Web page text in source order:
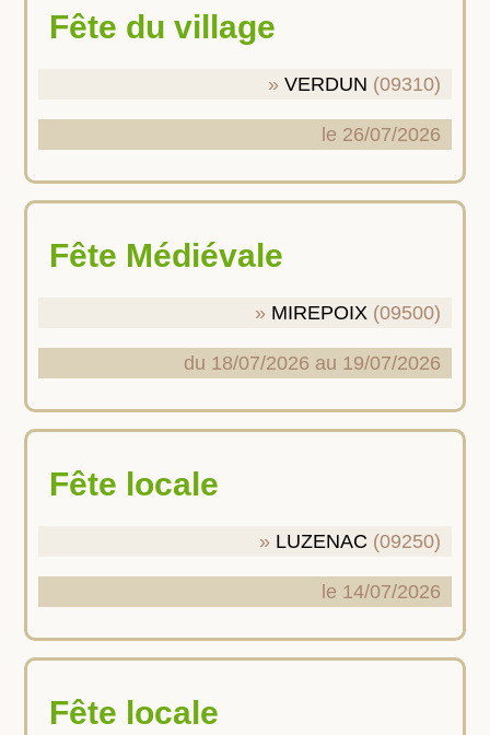
Fête du village
VERDUN (09310)
le 26/07/2026
Fête Médiévale
MIREPOIX (09500)
du 18/07/2026 au 19/07/2026
Fête locale
LUZENAC (09250)
le 14/07/2026
Fête locale